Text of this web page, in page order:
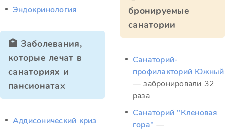
Эндокринология
🏥 Заболевания,
которые лечат в
санаториях и
пансионатах
Аддисонический криз
бронируемые
санатории
Санаторий-
профилакторий Южный
— забронировали 32
раза
Санаторий "Кленовая
гора" —